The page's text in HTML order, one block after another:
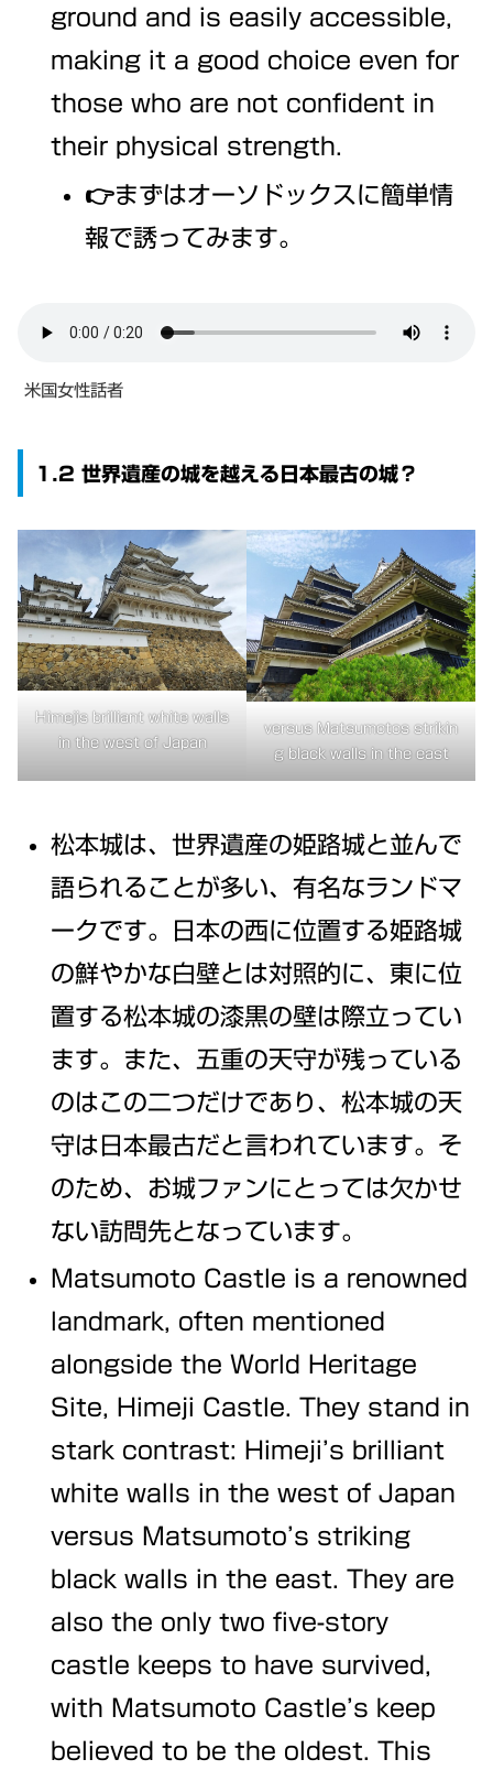
ground and is easily accessible,
making it a good choice even for
those who are not confident in
their physical strength.
👉まずはオーソドックスに簡単情
報で誘ってみます。
米国女性話者
1.2 世界遺産の城を越える日本最古の城？
Himejis brilliant white walls
in the west of Japan
versus Matsumotos strikin
g black walls in the east
松本城は、世界遺産の姫路城と並んで
語られることが多い、有名なランドマ
ークです。日本の西に位置する姫路城
の鮮やかな白壁とは対照的に、東に位
置する松本城の漆黒の壁は際立ってい
ます。また、五重の天守が残っている
のはこの二つだけであり、松本城の天
守は日本最古だと言われています。そ
のため、お城ファンにとっては欠かせ
ない訪問先となっています。
Matsumoto Castle is a renowned
landmark, often mentioned
alongside the World Heritage
Site, Himeji Castle. They stand in
stark contrast: Himeji’s brilliant
white walls in the west of Japan
versus Matsumoto’s striking
black walls in the east. They are
also the only two five-story
castle keeps to have survived,
with Matsumoto Castle’s keep
believed to be the oldest. This